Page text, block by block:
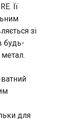
Її
зі
будь-
метал.
для